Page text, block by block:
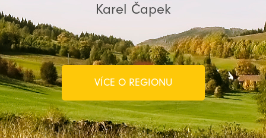
Karel Čapek
VÍCE O REGIONU